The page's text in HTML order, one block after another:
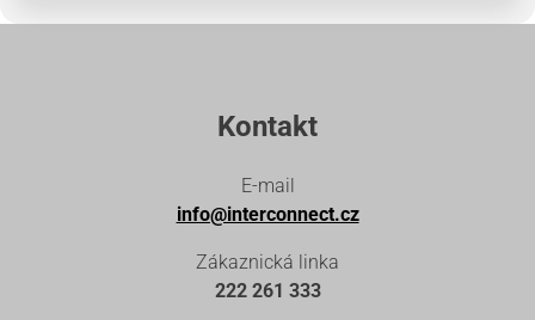
Kontakt
E-mail
info@interconnect.cz
Zákaznická linka
222 261 333